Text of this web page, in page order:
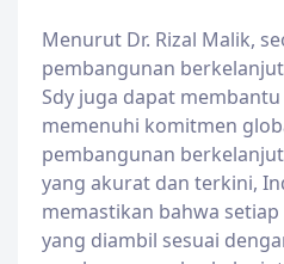
Menurut Dr. Rizal Malik,
pembangunan
Sdy juga dapat
memenuhi komitmen
pembangunan
yang akurat dan terkini,
memastikan bahwa
yang diambil sesuai